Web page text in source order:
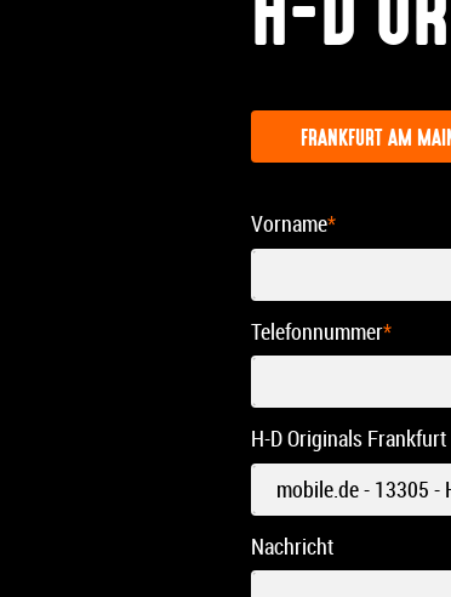
FRANKFURT AM
Vorname*
Telefonnummer*
H-D Originals Frankfurt
Nachricht